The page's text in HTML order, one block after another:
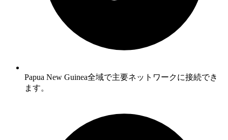
Papua New Guinea全域で主要ネットワークに接続でき
ます。